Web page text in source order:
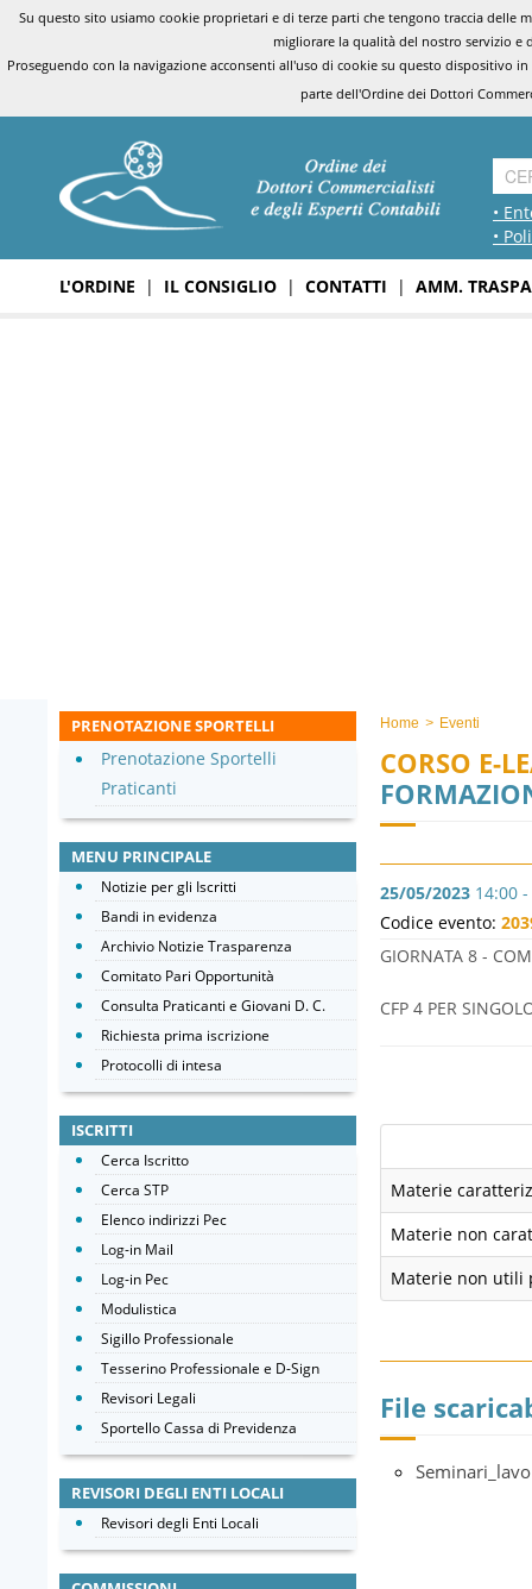
Su questo sito usiamo cookie proprietari e di terze parti che tengono traccia
migliorare la qualità del nostro servizio e
Proseguendo con la navigazione acconsenti all'uso di cookie su questo dispositivo
parte dell'Ordine dei Dottori
•
•
L'ORDINE | IL CONSIGLIO | CONTATTI | AMM.
Home > Eventi
CORSO E-
25/05/2023 14:00
Codice evento:
GIORNATA 8 -
CFP 4 PER
Materie
Materie non
Materie non utili
File
PRENOTAZIONE SPORTELLI
Prenotazione Sportelli
Praticanti
MENU PRINCIPALE
Notizie per gli Iscritti
Bandi in evidenza
Archivio Notizie Trasparenza
Comitato Pari Opportunità
Consulta Praticanti e Giovani D. C.
Richiesta prima iscrizione
Protocolli di intesa
ISCRITTI
Cerca Iscritto
Cerca STP
Elenco indirizzi Pec
Log-in Mail
Log-in Pec
Modulistica
Sigillo Professionale
Tesserino Professionale e D-Sign
Revisori Legali
Sportello Cassa di Previdenza
REVISORI DEGLI ENTI LOCALI
Revisori degli Enti Locali